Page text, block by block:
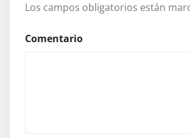
Los campos obligatorios están
Comentario